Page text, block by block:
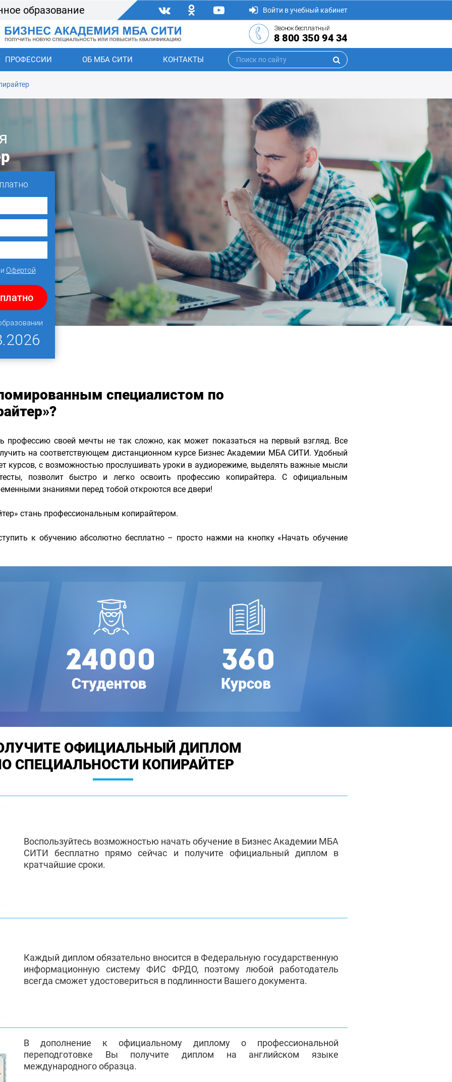
образование Войти в учебный кабинет
Звонок бесплатный
8 800 350 94 34
ПРОФЕССИИ ОБ МБА СИТИ КОНТАКТЫ
Офертой
специалистом по
профессию своей мечты не так сложно, как может показаться на первый взгляд. Все
на соответствующем дистанционном курсе Бизнес Академии МБА СИТИ. Удобный
курсов, с возможностью прослушивать уроки в аудиорежиме, выделять важные мысли
позволит быстро и легко освоить профессию копирайтера. С официальным
знаниями перед тобой откроются все двери!
стань профессиональным копирайтером.
к обучению абсолютно бесплатно – просто нажми на кнопку «Начать обучение
ОФИЦИАЛЬНЫЙ ДИПЛОМ
СПЕЦИАЛЬНОСТИ КОПИРАЙТЕР
Воспользуйтесь возможностью начать обучение в Бизнес Академии МБА
СИТИ бесплатно прямо сейчас и получите официальный диплом в
кратчайшие сроки.
Каждый диплом обязательно вносится в Федеральную государственную
информационную систему ФИС ФРДО, поэтому любой работодатель
всегда сможет удостовериться в подлинности Вашего документа.
В дополнение к официальному диплому о профессиональной
переподготовке Вы получите диплом на английском языке
международного образца.